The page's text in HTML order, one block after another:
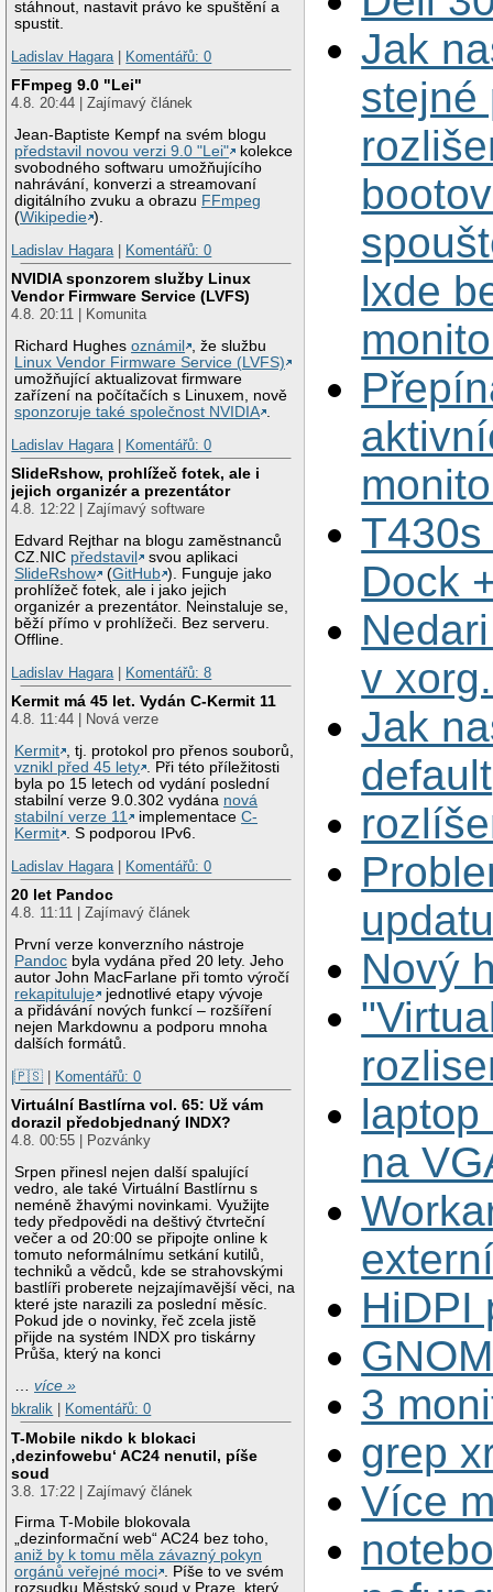
stáhnout, nastavit právo ke spuštění a
spustit.
Ladislav Hagara
Komentářů: 0
FFmpeg 9.0 "Lei"
4.8. 20:44 | Zajímavý článek
Jean-Baptiste Kempf na svém blogu
představil novou verzi 9.0 "Lei"
kolekce
svobodného softwaru umožňujícího
nahrávání, konverzi a streamovaní
digitálního zvuku a obrazu FFmpeg
(Wikipedie ).
Ladislav Hagara
Komentářů: 0
NVIDIA sponzorem služby Linux
Vendor Firmware Service (LVFS)
4.8. 20:11 | Komunita
Richard Hughesoznámil
, že službu
Linux Vendor Firmware Service (LVFS)
umožňující aktualizovat firmware
zařízení na počítačích s Linuxem, nově
sponzoruje také společnost NVIDIA .
Ladislav Hagara | Komentářů: 0
SlideRshow, prohlížeč fotek, ale i
jejich organizér a prezentátor
4.8. 12:22 | Zajímavý software
Edvard Rejthar na blogu zaměstnanců
CZ.NIC představil
svou aplikaci
SlideRshow
(GitHub ). Funguje jako
prohlížeč fotek, ale i jako jejich
organizér a prezentátor. Neinstaluje se,
běží přímo v prohlížeči. Bez serveru.
Offline.
Ladislav Hagara | Komentářů: 8
Kermit má 45 let. Vydán C-Kermit 11
4.8. 11:44 | Nová verze
Kermit , tj. protokol pro přenos souborů,
vznikl před 45 lety . Při této příležitosti
byla po 15 letech od vydání poslední
stabilní verze 9.0.302 vydána nová
stabilní verze 11
implementaceC-
Kermit . S podporou IPv6.
Ladislav Hagara | Komentářů: 0
20 let Pandoc
4.8. 11:11 | Zajímavý článek
První verze konverzního nástroje
Pandoc byla vydána před 20 lety. Jeho
autor John MacFarlane při tomto výročí
rekapituluje
jednotlivé etapy vývoje
a přidávání nových funkcí – rozšíření
nejen Markdownu a podporu mnoha
dalších formátů.
|🇵🇸 | Komentářů: 0
Virtuální Bastlírna vol. 65: Už vám
dorazil předobjednaný INDX?
4.8. 00:55 | Pozvánky
Srpen přinesl nejen další spalující
vedro, ale také Virtuální Bastlírnu s
neméně žhavými novinkami. Využijte
tedy předpovědi na deštivý čtvrteční
večer a od 20:00 se připojte online k
tomuto neformálnímu setkání kutilů,
techniků a vědců, kde se strahovskými
bastlíři proberete nejzajímavější věci, na
které jste narazili za poslední měsíc.
Pokud jde o novinky, řeč zcela jistě
přijde na systém INDX pro tiskárny
Průša, který na konci
…více »
bkralik
Komentářů: 0
T-Mobile nikdo k blokaci
‚dezinfowebu‘ AC24 nenutil, píše
soud
3.8. 17:22 | Zajímavý článek
Firma T-Mobile blokovala
„dezinformační web“ AC24 bez toho,
aniž by k tomu měla závazný pokyn
orgánů veřejné moci . Píše to ve svém
rozsudku Městský soud v Praze, který
Jak
stejné
lxde
Dock
v
Jak
default
Nový
laptop
na
HiDPI
3
grep
Více